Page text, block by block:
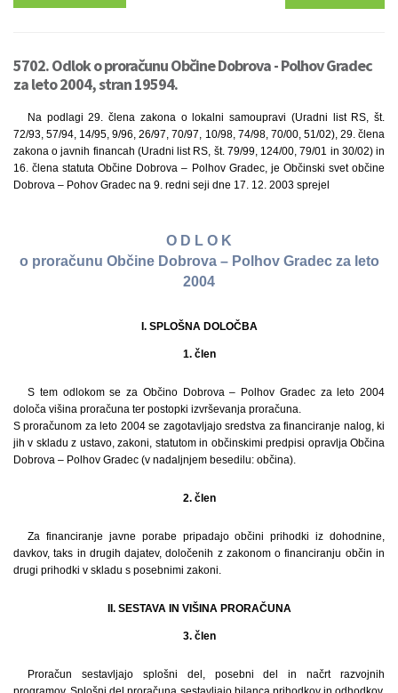
5702. Odlok o proračunu Občine Dobrova - Polhov Gradec
za leto 2004, stran 19594.
Na podlagi 29. člena zakona o lokalni samoupravi (Uradni list RS, št.
72/93, 57/94, 14/95, 9/96, 26/97, 70/97, 10/98, 74/98, 70/00, 51/02), 29. člena
zakona o javnih financah (Uradni list RS, št. 79/99, 124/00, 79/01 in 30/02) in
16. člena statuta Občine Dobrova – Polhov Gradec, je Občinski svet občine
Dobrova – Pohov Gradec na 9. redni seji dne 17. 12. 2003 sprejel
O D L O K
o proračunu Občine Dobrova – Polhov Gradec za leto
2004
I. SPLOŠNA DOLOČBA
1. člen
S tem odlokom se za Občino Dobrova – Polhov Gradec za leto 2004
določa višina proračuna ter postopki izvrševanja proračuna.
S proračunom za leto 2004 se zagotavljajo sredstva za financiranje nalog, ki
jih v skladu z ustavo, zakoni, statutom in občinskimi predpisi opravlja Občina
Dobrova – Polhov Gradec (v nadaljnjem besedilu: občina).
2. člen
Za financiranje javne porabe pripadajo občini prihodki iz dohodnine,
davkov, taks in drugih dajatev, določenih z zakonom o financiranju občin in
drugi prihodki v skladu s posebnimi zakoni.
II. SESTAVA IN VIŠINA PRORAČUNA
3. člen
Proračun sestavljajo splošni del, posebni del in načrt razvojnih